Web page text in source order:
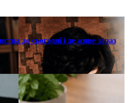
до сьогодні і де живе зараз